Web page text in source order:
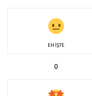
EH İŞTE
0